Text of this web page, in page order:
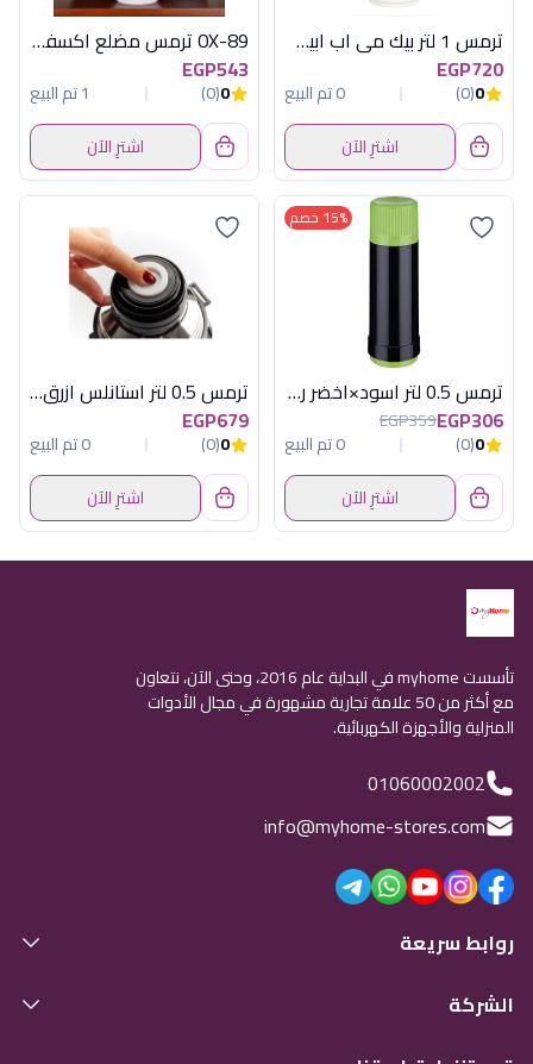
ترمس 1 لتر بيك مى اب ابيض بيد ماركوتيك
EGP720
0
(0)
0 تم البيع
اشترِ الآن
OX-89 ترمس مضلع اكسفورد
EGP543
0
(0)
1 تم البيع
اشترِ الآن
15% خصم
ترمس 0.5 لتر اسود×اخضر روتبونكت الماني
EGP306
EGP359
0
(0)
0 تم البيع
اشترِ الآن
ترمس 0.5 لتر استانلس ازرق + كوب
EGP679
0
(0)
0 تم البيع
اشترِ الآن
تأسست myhome في البداية عام 2016، وحتى الآن، نتعاون
مع أكثر من 50 علامة تجارية مشهورة في مجال الأدوات
المنزلية والأجهزة الكهربائية.
01060002002
info@myhome-stores.com
روابط سريعة
الشركة